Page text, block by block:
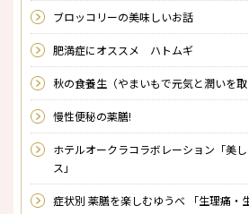
ブロッコリーの美味しいお話
肥満症にオススメ ハトムギ
秋の食養生（やまいもで元気と潤いを
慢性便秘の薬膳!
ホテルオークラコラボレーション「美
ス」
症状別 薬膳を楽しむゆうべ 「生理痛・